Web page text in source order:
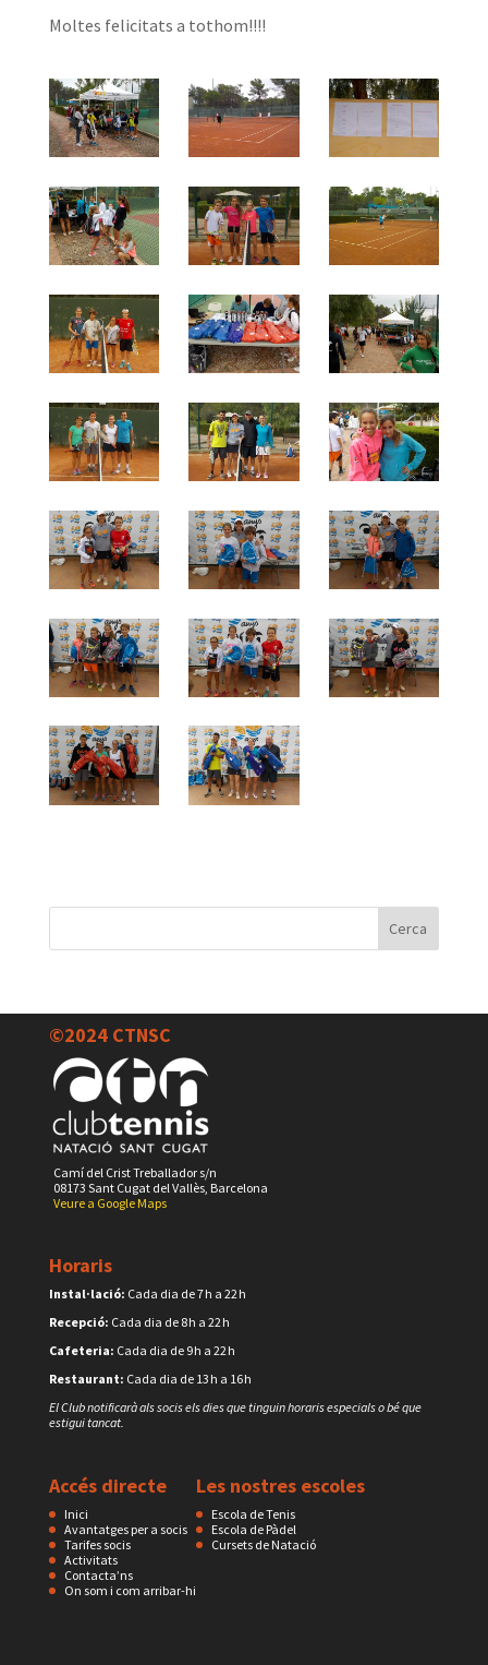
Moltes felicitats a tothom!!!!
©2024 CTNSC
Camí del Crist Treballador s/n
08173 Sant Cugat del Vallès, Barcelona
Veure a Google Maps
Horaris
Instal·lació: Cada dia de 7 h a 22 h
Recepció: Cada dia de 8 h a 22 h
Cafeteria: Cada dia de 9 h a 22 h
Restaurant: Cada dia de 13 h a 16 h
El Club notificarà als socis els dies que tinguin horaris especials o bé que
estigui tancat.
Accés directe
Inici
Avantatges per a socis
Tarifes socis
Activitats
Contacta’ns
On som i com arribar-hi
Les nostres escoles
Escola de Tenis
Escola de Pàdel
Cursets de Natació